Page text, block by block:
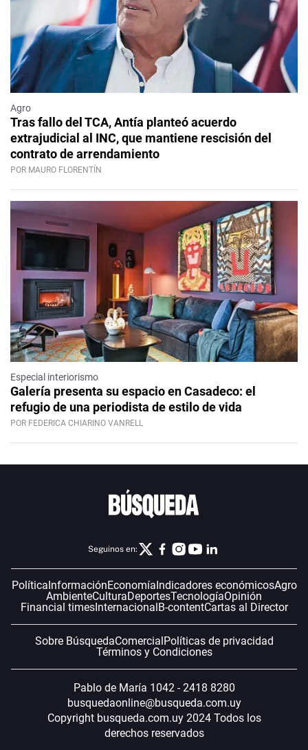
Agro
Tras fallo del TCA, Antía planteó acuerdo
extrajudicial al INC, que mantiene rescisión del
contrato de arrendamiento
POR MAURO FLORENTÍN
Especial interiorismo
Galería presenta su espacio en Casadeco: el
refugio de una periodista de estilo de vida
POR FEDERICA CHIARINO VANRELL
Seguinos en:
PolíticaInformaciónEconomíaIndicadores económicosAgro
AmbienteCulturaDeportesTecnologíaOpinión
Financial timesInternacionalB-contentCartas al Director
Sobre BúsquedaComercialPolíticas de privacidad
Términos y Condiciones
Pablo de María 1042 - 2418 8280
busquedaonline@busqueda.com.uy
Copyright busqueda.com.uy 2024 Todos los
derechos reservados